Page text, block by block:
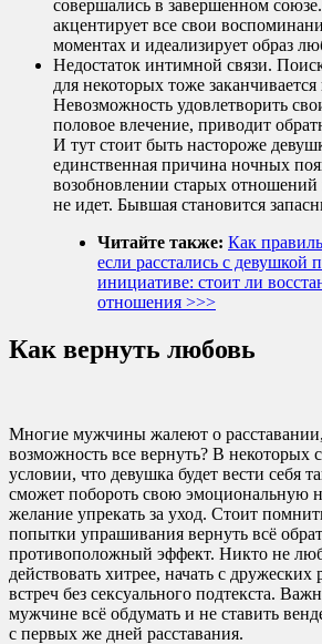
совершались в завершенном
акцентирует все свои
моментах и идеализирует образ
Недостаток интимной связи.
для некоторых тоже
Невозможность удовлетворить
половое влечение, приводит
И тут стоит быть настороже
единственная причина ночных
возобновлении старых отношений
не идет. Бывшая становится
Читайте также: Как
если расстались с девушкой
инициативе: стоит ли
отношения >>>
Как вернуть любовь
Многие мужчины жалеют о расставании,
возможность все вернуть? В некоторых
условии, что девушка будет вести себя
сможет побороть свою эмоциональную
желание упрекать за уход. Стоит
попытки упрашивания вернуть всё
противоположный эффект. Никто не
действовать хитрее, начать с дружеских
встреч без сексуального подтекста.
мужчине всё обдумать и не ставить
с первых же дней расставания.